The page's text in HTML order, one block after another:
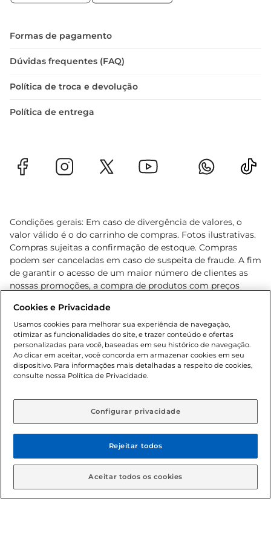
Formas de pagamento
Dúvidas frequentes (FAQ)
Política de troca e devolução
Política de entrega
Condições gerais: Em caso de divergência de valores, o
valor válido é o do carrinho de compras. Fotos ilustrativas.
Compras sujeitas a confirmação de estoque. Compras
podem ser canceladas em caso de suspeita de fraude. A fim
de garantir o acesso de um maior número de clientes as
nossas promoções, a compra de produtos com preços
cliente. Os preços, ofertas e condições são exclusivos para
o e-commerce e válidos durante o dia de hoje, podendo
sofrer alterações sem prévia notificação. Proibida a venda
de bebidas alcoólicas para menores de 18 anos, conforme
Lei n.º 8069/90, art. 81, inciso II (Estatuto da Criança e do
Adolescente). Preços e condições exclusivos para o
aviso prévio. O valor mínimo para as compras on-line é de
© 2026 Copyright. Todos os direitos
reservados Gbarbosa.
Cookies e Privacidade
Usamos cookies para melhorar sua experiência de navegação,
otimizar as funcionalidades do site, e trazer conteúdo e ofertas
personalizadas para você, baseadas em seu histórico de navegação.
Ao clicar em aceitar, você concorda em armazenar cookies em seu
dispositivo. Para informações mais detalhadas a respeito de cookies,
consulte nossa Política de Privacidade.
Configurar privacidade
Rejeitar todos
Aceitar todos os cookies